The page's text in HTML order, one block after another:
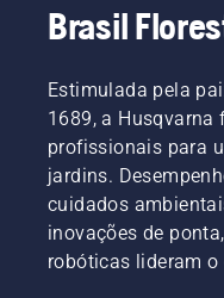
Brasil
Estimulada pela
1689, a Husqvarna
profissionais para
jardins.
cuidados
inovações de
robóticas lideram o